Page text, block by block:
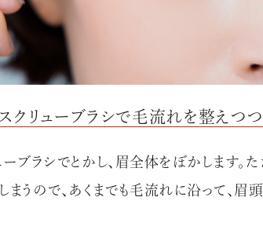
る
クリューブラシで毛流れを整えつ
ーブラシでとかし、眉全体をぼかします。
まうので、あくまでも毛流れに沿って、眉